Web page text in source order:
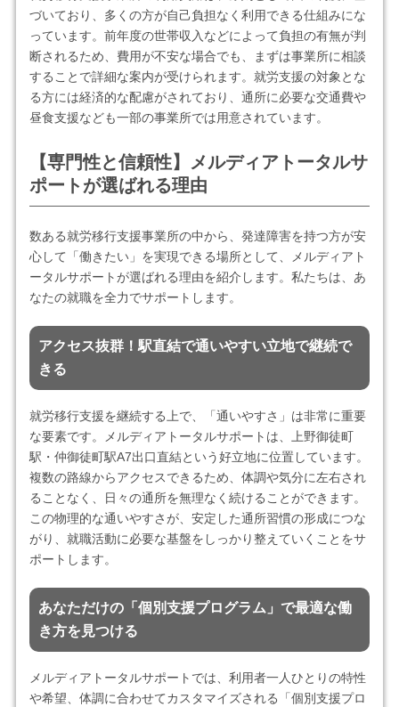
づいており、多くの方が自己負担なく利用できる仕組みにな
っています。前年度の世帯収入などによって負担の有無が判
断されるため、費用が不安な場合でも、まずは事業所に相談
することで詳細な案内が受けられます。就労支援の対象とな
る方には経済的な配慮がされており、通所に必要な交通費や
昼食支援なども一部の事業所では用意されています。
【専門性と信頼性】メルディアトータルサ
ポートが選ばれる理由
数ある就労移行支援事業所の中から、発達障害を持つ方が安
心して「働きたい」を実現できる場所として、メルディアト
ータルサポートが選ばれる理由を紹介します。私たちは、あ
なたの就職を全力でサポートします。
アクセス抜群！駅直結で通いやすい立地で継続で
きる
就労移行支援を継続する上で、「通いやすさ」は非常に重要
な要素です。メルディアトータルサポートは、上野御徒町
駅・仲御徒町駅A7出口直結という好立地に位置しています。
複数の路線からアクセスできるため、体調や気分に左右され
ることなく、日々の通所を無理なく続けることができます。
この物理的な通いやすさが、安定した通所習慣の形成につな
がり、就職活動に必要な基盤をしっかり整えていくことをサ
ポートします。
あなただけの「個別支援プログラム」で最適な働
き方を見つける
メルディアトータルサポートでは、利用者一人ひとりの特性
や希望、体調に合わせてカスタマイズされる「個別支援プロ